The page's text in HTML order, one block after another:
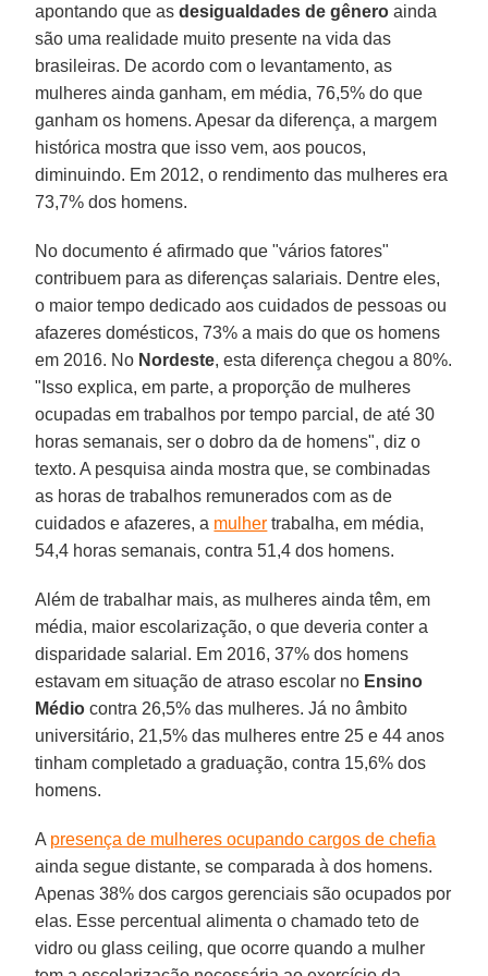
apontando que asdesigualdades de gênero ainda
são uma realidade muito presente na vida das
brasileiras. De acordo com o levantamento, as
mulheres ainda ganham, em média, 76,5% do que
ganham os homens. Apesar da diferença, a margem
histórica mostra que isso vem, aos poucos,
diminuindo. Em 2012, o rendimento das mulheres era
73,7% dos homens.
No documento é afirmado que "vários fatores"
contribuem para as diferenças salariais. Dentre eles,
o maior tempo dedicado aos cuidados de pessoas ou
afazeres domésticos, 73% a mais do que os homens
em 2016. No Nordeste, esta diferença chegou a 80%.
"Isso explica, em parte, a proporção de mulheres
ocupadas em trabalhos por tempo parcial, de até 30
horas semanais, ser o dobro da de homens", diz o
texto. A pesquisa ainda mostra que, se combinadas
as horas de trabalhos remunerados com as de
cuidados e afazeres, a mulher trabalha, em média,
54,4 horas semanais, contra 51,4 dos homens.
Além de trabalhar mais, as mulheres ainda têm, em
média, maior escolarização, o que deveria conter a
disparidade salarial. Em 2016, 37% dos homens
estavam em situação de atraso escolar no Ensino
Médio contra 26,5% das mulheres. Já no âmbito
universitário, 21,5% das mulheres entre 25 e 44 anos
tinham completado a graduação, contra 15,6% dos
homens.
A presença de mulheres ocupando cargos de chefia
ainda segue distante, se comparada à dos homens.
Apenas 38% dos cargos gerenciais são ocupados por
elas. Esse percentual alimenta o chamado teto de
vidro ou glass ceiling, que ocorre quando a mulher